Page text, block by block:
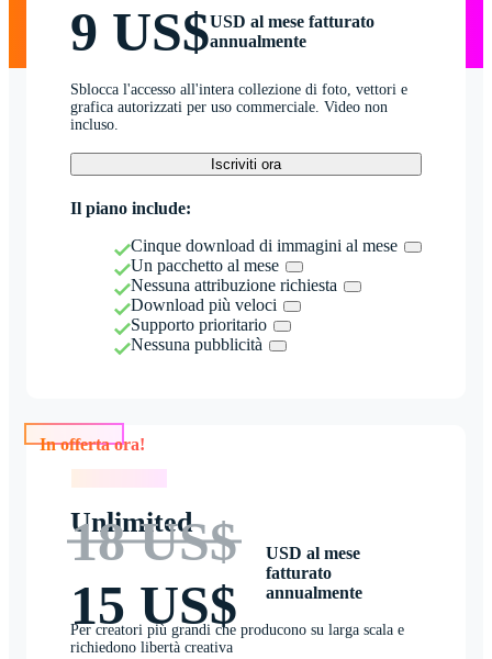
9 US$USD al mese fatturato
annualmente
Sblocca l'accesso all'intera collezione di foto, vettori e
grafica autorizzati per uso commerciale. Video non
incluso.
Iscriviti ora
Il piano include:
Cinque download di immagini al mese
Un pacchetto al mese
Nessuna attribuzione richiesta
Download più veloci
Supporto prioritario
Nessuna pubblicità
Unlimited
18 US$
15 US$
USD al mese
fatturato
annualmente
Per creatori più grandi che producono su larga scala e
richiedono libertà creativa